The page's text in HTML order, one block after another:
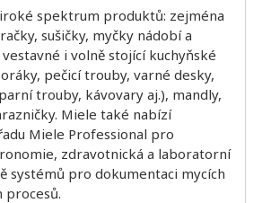
spektrum produktů: zejména
sušičky, myčky nádobí a
vestavné i volně stojící kuchyňské
pečicí trouby, varné desky,
trouby, kávovary aj.), mandly,
Miele také nabízí
Miele Professional pro
zdravotnická a laboratorní
systémů pro dokumentaci mycích
procesů.